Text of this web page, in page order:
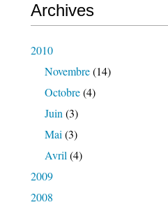
Archives
2010
Novembre(14)
Octobre(4)
Juin (3)
Mai (3)
Avril (4)
2009
2008